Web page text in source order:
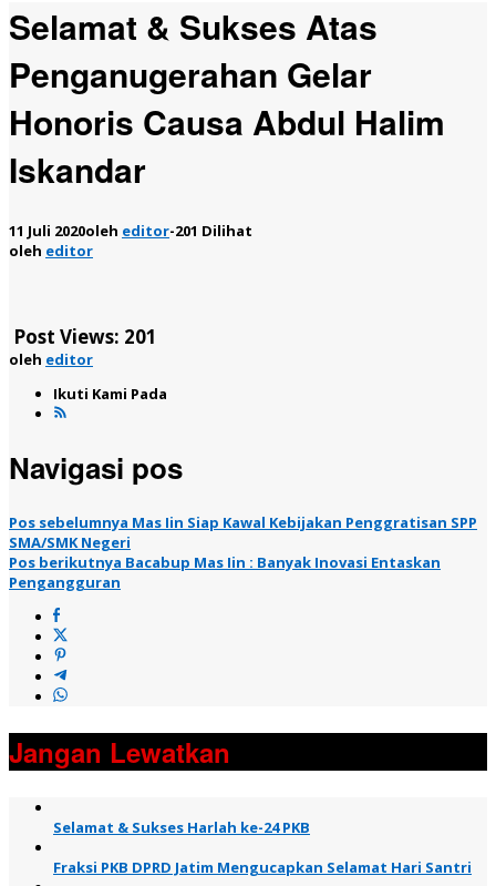
Selamat & Sukses Atas
Penganugerahan Gelar
Honoris Causa Abdul Halim
Iskandar
11 Juli 2020oleh editor-201 Dilihat
oleh editor
Post Views: 201
oleh editor
Ikuti Kami Pada
Navigasi pos
Pos sebelumnya Mas Iin Siap Kawal Kebijakan Penggratisan SPP
SMA/SMK Negeri
Pos berikutnya Bacabup Mas Iin : Banyak Inovasi Entaskan
Pengangguran
Jangan Lewatkan
Selamat & Sukses Harlah ke-24 PKB
Fraksi PKB DPRD Jatim Mengucapkan Selamat Hari Santri